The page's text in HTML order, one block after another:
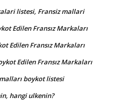
listesi, Fransiz mallari
Edilen Fransız Markaları
Edilen Fransız Markaları
Edilen Fransız Markaları
boykot listesi
hangi ulkenin?